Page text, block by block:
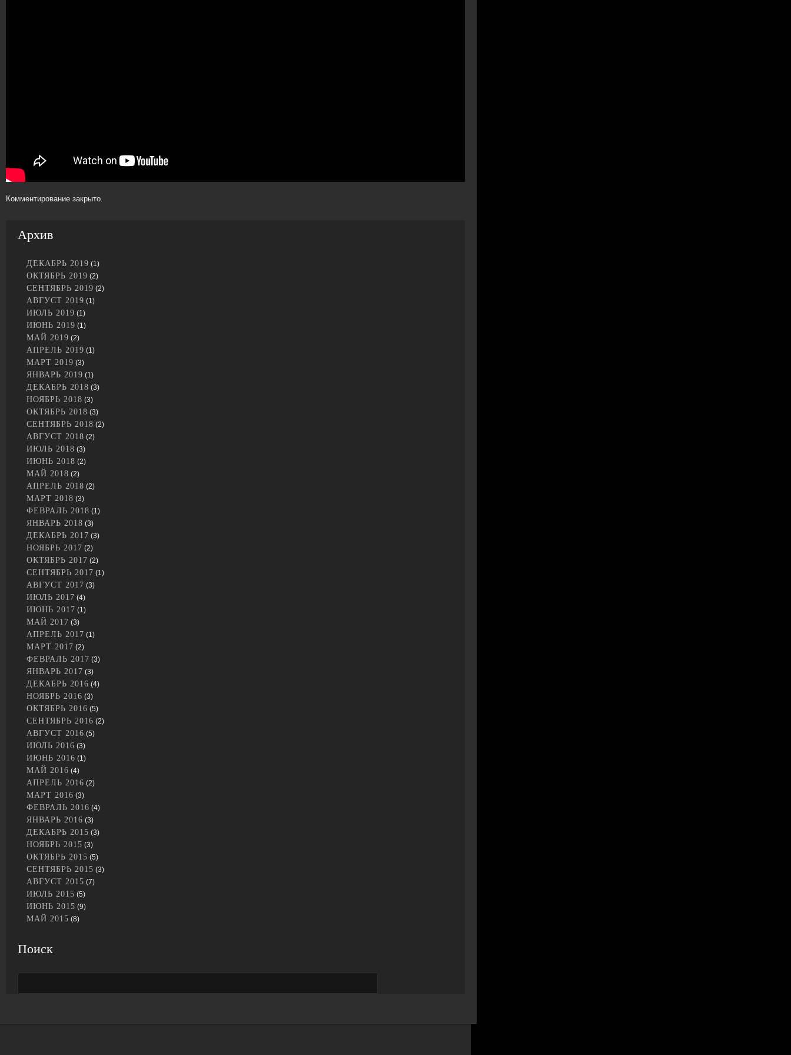
Комментирование закрыто.
Архив
ДЕКАБРЬ 2019 (1)
ОКТЯБРЬ 2019 (2)
СЕНТЯБРЬ 2019 (2)
АВГУСТ 2019 (1)
ИЮЛЬ 2019 (1)
ИЮНЬ 2019 (1)
МАЙ 2019 (2)
АПРЕЛЬ 2019 (1)
МАРТ 2019 (3)
ЯНВАРЬ 2019 (1)
ДЕКАБРЬ 2018 (3)
НОЯБРЬ 2018 (3)
ОКТЯБРЬ 2018 (3)
СЕНТЯБРЬ 2018 (2)
АВГУСТ 2018 (2)
ИЮЛЬ 2018 (3)
ИЮНЬ 2018 (2)
МАЙ 2018 (2)
АПРЕЛЬ 2018 (2)
МАРТ 2018 (3)
ФЕВРАЛЬ 2018 (1)
ЯНВАРЬ 2018 (3)
ДЕКАБРЬ 2017 (3)
НОЯБРЬ 2017 (2)
ОКТЯБРЬ 2017 (2)
СЕНТЯБРЬ 2017 (1)
АВГУСТ 2017 (3)
ИЮЛЬ 2017 (4)
ИЮНЬ 2017 (1)
МАЙ 2017 (3)
АПРЕЛЬ 2017 (1)
МАРТ 2017 (2)
ФЕВРАЛЬ 2017 (3)
ЯНВАРЬ 2017 (3)
ДЕКАБРЬ 2016 (4)
НОЯБРЬ 2016 (3)
ОКТЯБРЬ 2016 (5)
СЕНТЯБРЬ 2016 (2)
АВГУСТ 2016 (5)
ИЮЛЬ 2016 (3)
ИЮНЬ 2016 (1)
МАЙ 2016 (4)
АПРЕЛЬ 2016 (2)
МАРТ 2016 (3)
ФЕВРАЛЬ 2016 (4)
ЯНВАРЬ 2016 (3)
ДЕКАБРЬ 2015 (3)
НОЯБРЬ 2015 (3)
ОКТЯБРЬ 2015 (5)
СЕНТЯБРЬ 2015 (3)
АВГУСТ 2015 (7)
ИЮЛЬ 2015 (5)
ИЮНЬ 2015 (9)
МАЙ 2015 (8)
Поиск